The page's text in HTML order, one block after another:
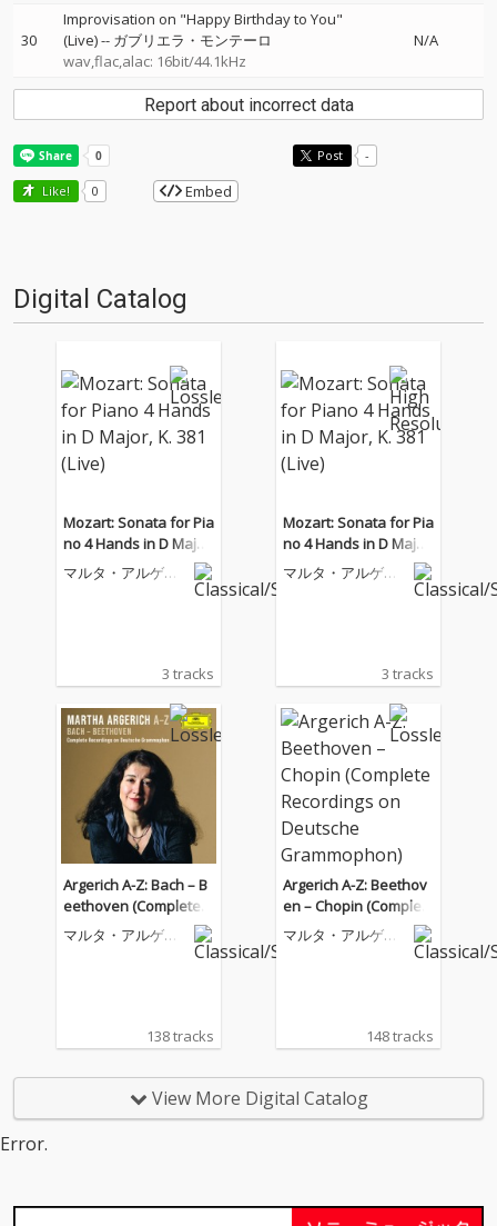
30
Improvisation on "Happy Birthday to You"
(Live)-- ガブリエラ・モンテーロ
wav,flac,alac: 16bit/44.1kHz
N/A
Report about incorrect data
Post -
Like! 0 Embed
Digital Catalog
Mozart: Sonata for Pia
no 4 Hands in D Major,
K. 381 (Live)
マルタ・アルゲリ
3 tracks
Mozart: Sonata for Pia
no 4 Hands in D Major,
K. 381 (Live)
マルタ・アルゲリ
3 tracks
Argerich A-Z: Bach – B
eethoven (Complete R
ecordings on Deutsch
e Grammophon)
マルタ・アルゲリ
138 tracks
Argerich A-Z: Beethov
en – Chopin (Complet
e Recordings on Deut
sche Grammophon)
マルタ・アルゲリ
148 tracks
View More Digital Catalog
Error.